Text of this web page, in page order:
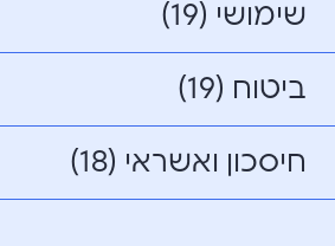
שימושי (19)
ביטוח (19)
חיסכון ואשראי (18)